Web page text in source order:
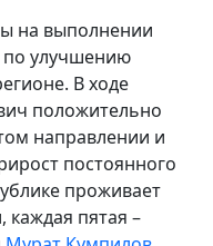
на выполнении
по улучшению
В ходе
положительно
направлении и
постоянного
проживает
каждая пятая –